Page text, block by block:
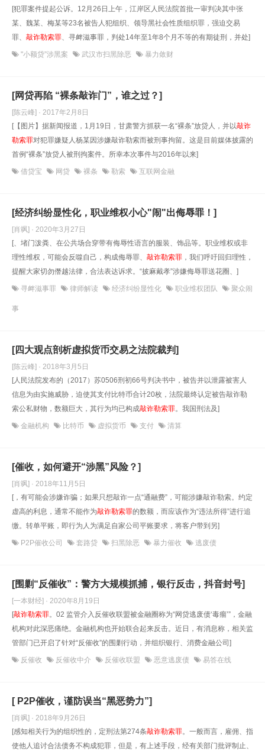
[犯罪案件提起公诉。12月26日上午，江岸区人民法院首批一审判决其中张
某、魏某、梅某等23名被告人犯组织、领导黑社会性质组织罪，强迫交易
罪、 敲诈勒索罪、寻衅滋事罪，判处14年至1年8个月不等的有期徒刑，并处]
"小额贷”涉黑案 武汉市扫黑除恶 暴力敛财
[网贷再陷 “裸条敲诈门”，谁之过？]
[陈云峰] · 2017年2月8日
[【图片】据新闻报道，1月19日，甘肃警方抓获一名“裸条”放贷人，并以敲诈
勒索罪对犯罪嫌疑人杨某因涉嫌敲诈勒索而被刑事拘留。这是目前媒体披露的
首例“裸条”放贷人被刑拘案件。所幸本次事件与2016年以来]
借贷宝 网贷 裸条 勒索 互联网金融
[经济纠纷显性化，职业维权小心"闹"出侮辱罪！]
[肖飒] · 2020年3月27日
[、堵门泼粪、在公共场合穿带有侮辱性语言的服装、饰品等。职业维权或非
理性维权，可能会反噬自己，构成侮辱罪、 敲诈勒索罪 ，我们呼吁回归理性，
提醒大家切勿僭越法律，合法表达诉求。“披麻戴孝”涉嫌侮辱罪送花圈、]
寻衅滋事罪 律师解读 经济纠纷显性化 职业维权团队 聚众闹
事
[四大观点剖析虚拟货币交易之法院裁判]
[陈云峰] · 2018年3月5日
[人民法院发布的（2017）苏0506刑初66号判决书中，被告并以泄露被害人
信息为由实施威胁，迫使其支付比特币合计20枚，法院最终认定被告敲诈勒
索公私财物，数额巨大，其行为均已构成敲诈勒索罪。我国刑法及]
金融机构 比特币 虚拟货币 支付 清算
[催收，如何避开“涉黑”风险？]
[肖飒] · 2018年11月5日
[，有可能会涉嫌诈骗；如果只想敲诈一点“通融费”，可能涉嫌敲诈勒索。约定
虚高的利息，通常不能作为敲诈勒索罪的数额，而应该作为“违法所得”进行追
缴。转单平账，即行为人为满足自家公司平账要求，将客户带到另]
P2P催收公司 套路贷 扫黑除恶 暴力催收 逃废债
[围剿“反催收”：警方大规模抓捕，银行反击，抖音封号]
[一本财经] · 2020年8月19日
[敲诈勒索罪。02 监管介入反催收联盟被金融圈称为“网贷逃废债‘毒瘤’”，金融
机构对此深恶痛绝。金融机构也开始联合起来反击。近日，有消息称，相关监
管部门已开启了针对“反催收”的围剿行动，并组织银行、消费金融公司]
反催收 反催收中介 反催收联盟 恶意逃废债 易答在线
[ P2P催收，谨防误当“黑恶势力”]
[肖飒] · 2018年9月26日
[感知相关行为的组织性的，定刑法第274条敲诈勒索罪。一般而言，雇佣、指
使他人追讨合法债务不构成犯罪，但是，有上述手段，经有关部门批评制止、